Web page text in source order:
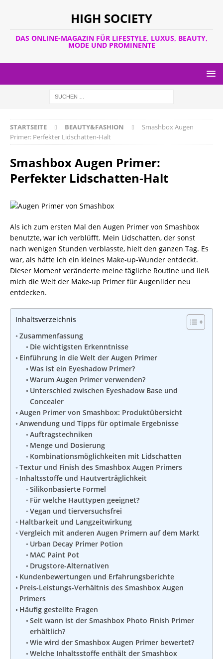
HIGH SOCIETY
DAS ONLINE-MAGAZIN FÜR LIFESTYLE, LUXUS, BEAUTY,
MODE UND PROMINENTE
STARTSEITE BEAUTY&FASHION
Smashbox Augen
Primer: Perfekter Lidschatten-Halt
Smashbox Augen Primer:
Perfekter Lidschatten-Halt
Als ich zum ersten Mal den Augen Primer von Smashbox
benutzte, war ich verblüfft. Mein Lidschatten, der sonst
nach wenigen Stunden verblasste, hielt den ganzen Tag. Es
war, als hätte ich ein kleines Make-up-Wunder entdeckt.
Dieser Moment veränderte meine tägliche Routine und ließ
mich die Welt der Make-up Primer für Augenlider neu
entdecken.
Inhaltsverzeichnis
Zusammenfassung
Die wichtigsten Erkenntnisse
Einführung in die Welt der Augen Primer
Was ist ein Eyeshadow Primer?
Warum Augen Primer verwenden?
Unterschied zwischen Eyeshadow Base und
Concealer
Augen Primer von Smashbox: Produktübersicht
Anwendung und Tipps für optimale Ergebnisse
Auftragstechniken
Menge und Dosierung
Kombinationsmöglichkeiten mit Lidschatten
Textur und Finish des Smashbox Augen Primers
Inhaltsstoffe und Hautverträglichkeit
Silikonbasierte Formel
Für welche Hauttypen geeignet?
Vegan und tierversuchsfrei
Haltbarkeit und Langzeitwirkung
Vergleich mit anderen Augen Primern auf dem Markt
Urban Decay Primer Potion
MAC Paint Pot
Drugstore-Alternativen
Kundenbewertungen und Erfahrungsberichte
Preis-Leistungs-Verhältnis des Smashbox Augen
Primers
Häufig gestellte Fragen
Seit wann ist der Smashbox Photo Finish Primer
erhältlich?
Wie wird der Smashbox Augen Primer bewertet?
Welche Inhaltsstoffe enthält der Smashbox